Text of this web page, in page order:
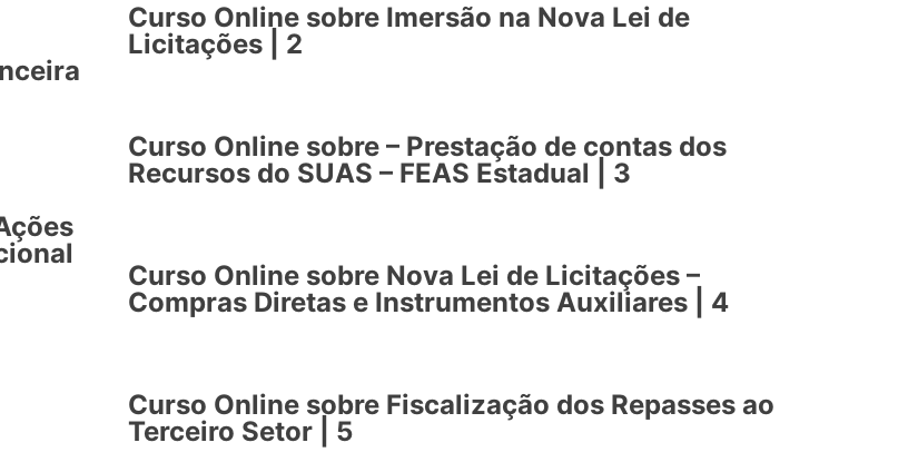
Curso Online sobre Imersão na Nova Lei de
Licitações | 2
Curso Online sobre – Prestação de contas dos
Recursos do SUAS – FEAS Estadual | 3
Curso Online sobre Nova Lei de Licitações –
Compras Diretas e Instrumentos Auxiliares | 4
Curso Online sobre Fiscalização dos Repasses ao
Terceiro Setor | 5